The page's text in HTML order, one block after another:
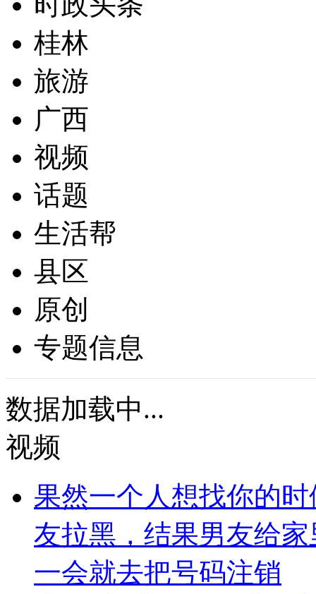
桂林
旅游
广西
视频
话题
生活帮
县区
原创
专题信息
数据加载中...
视频
果然一个人想找你的
友拉黑，结果男友给
一会就去把号码注销